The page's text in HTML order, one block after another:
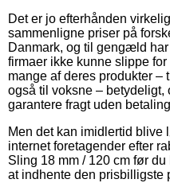
Det er jo efterhånden
sammenligne priser på
Danmark, og til gengæld
firmaer ikke kunne slippe
mange af deres produkter –
også til voksne – betydeligt,
garantere fragt uden
Men det kan imidlertid blive
internet foretagender efter
Sling 18 mm / 120 cm før
at indhente den prisbilligste